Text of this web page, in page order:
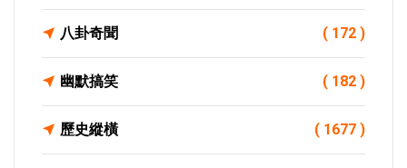
八卦奇聞 ( 172 )
幽默搞笑 ( 182 )
歷史縱橫 ( 1677 )